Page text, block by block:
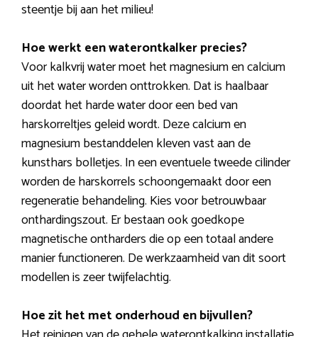
steentje bij aan het milieu!
Hoe werkt een waterontkalker precies?
Voor kalkvrij water moet het magnesium en calcium
uit het water worden onttrokken. Dat is haalbaar
doordat het harde water door een bed van
harskorreltjes geleid wordt. Deze calcium en
magnesium bestanddelen kleven vast aan de
kunsthars bolletjes. In een eventuele tweede cilinder
worden de harskorrels schoongemaakt door een
regeneratie behandeling. Kies voor betrouwbaar
onthardingszout. Er bestaan ook goedkope
magnetische ontharders die op een totaal andere
manier functioneren. De werkzaamheid van dit soort
modellen is zeer twijfelachtig.
Hoe zit het met onderhoud en bijvullen?